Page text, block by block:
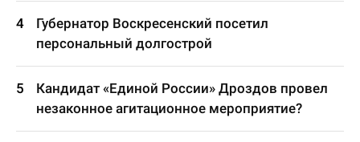
Губернатор Воскресенский посетил
персональный долгострой
Кандидат «Единой России» Дроздов провел
незаконное агитационное мероприятие?